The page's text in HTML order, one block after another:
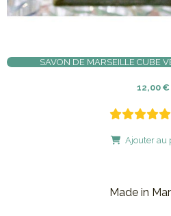
SAVON DE MARSEILLE CUBE
12,00€
Ajouter au
Made in